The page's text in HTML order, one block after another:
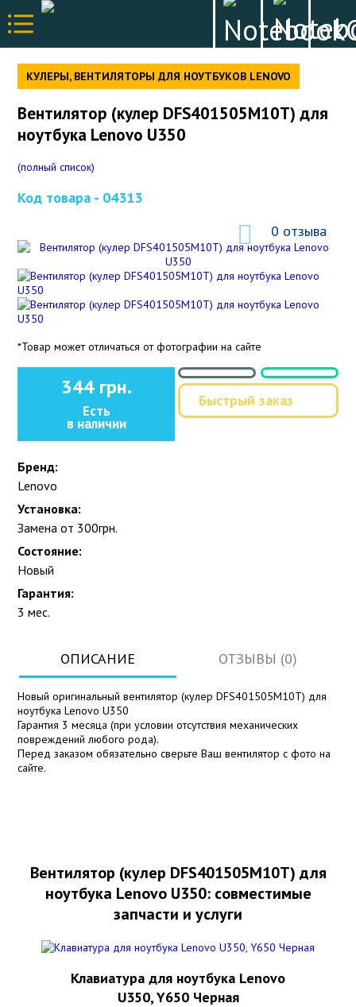
КУЛЕРЫ, ВЕНТИЛЯТОРЫ ДЛЯ НОУТБУКОВ LENOVO
Вентилятор (кулер DFS401505M10T) для
ноутбука Lenovo U350
(полный список)
Код товара - 04313
0 отзыва
*Товар может отличаться от фотографии на сайте
344 грн.
Есть
в наличии
Быстрый заказ
Бренд:
Lenovo
Установка:
Замена от 300грн.
Состояние:
Новый
Гарантия:
3 мес.
ОПИСАНИЕ ОТЗЫВЫ (0)
Новый оригинальный вентилятор (кулер DFS401505M10T) для
ноутбука Lenovo U350
Гарантия 3 месяца (при условии отсутствия механических
повреждений любого рода).
Перед заказом обязательно сверьте Ваш вентилятор с фото на
сайте.
Вентилятор (кулер DFS401505M10T) для
ноутбука Lenovo U350: совместимые
запчасти и услуги
Клавиатура для ноутбука Lenovo
U350, Y650 Черная